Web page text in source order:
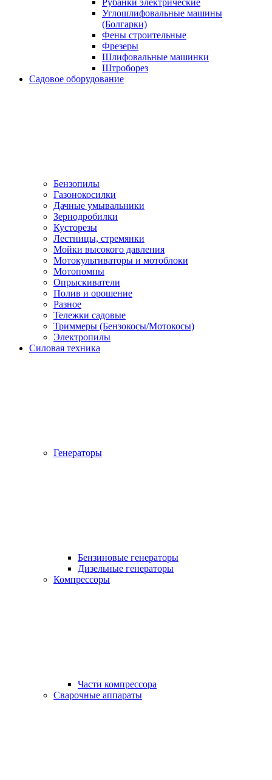
Рубанки электрические
Углошлифовальные машины
(Болгарки)
Фены строительные
Фрезеры
Шлифовальные машинки
Штроборез
Садовое оборудование
Бензопилы
Газонокосилки
Дачные умывальники
Зернодробилки
Кусторезы
Лестницы, стремянки
Мойки высокого давления
Мотокультиваторы и мотоблоки
Мотопомпы
Опрыскиватели
Полив и орошение
Разное
Тележки садовые
Триммеры (Бензокосы/Мотокосы)
Электропилы
Силовая техника
Генераторы
Бензиновые генераторы
Дизельные генераторы
Компрессоры
Части компрессора
Сварочные аппараты